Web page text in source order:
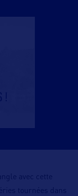
avec cette
tournées dans